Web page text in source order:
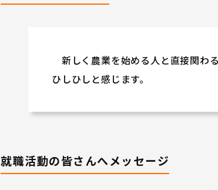
新しく農業を始める人と直接関わ
ひしひしと感じます。
就職活動の皆さんへメッセージ